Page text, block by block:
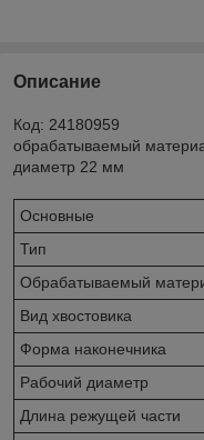
Описание
Код: 24180959
обрабатываемый
диаметр 22 мм
Основные
Тип
Обрабатываемый
Вид хвостовика
Форма наконечника
Рабочий диаметр
Длина режущей части